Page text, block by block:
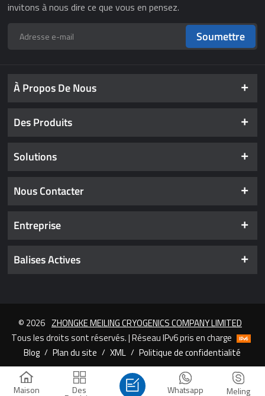
invitons à nous dire ce que vous en pensez.
Soumettre
À Propos De Nous
Des Produits
Solutions
Nous Contacter
Entreprise
Balises Actives
© 2026 ZHONGKE MEILING CRYOGENICS COMPANY LIMITED
Tous les droits sont réservés. | Réseau IPv6 pris en charge
Blog / Plan du site / XML / Politique de confidentialité
Maison Des Meling
Whatsapp